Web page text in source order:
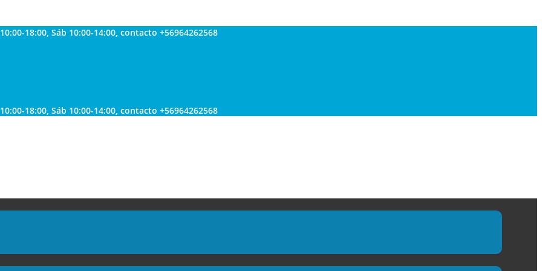
18:00, Sáb 10:00-14:00, contacto +56964262568
18:00, Sáb 10:00-14:00, contacto +56964262568